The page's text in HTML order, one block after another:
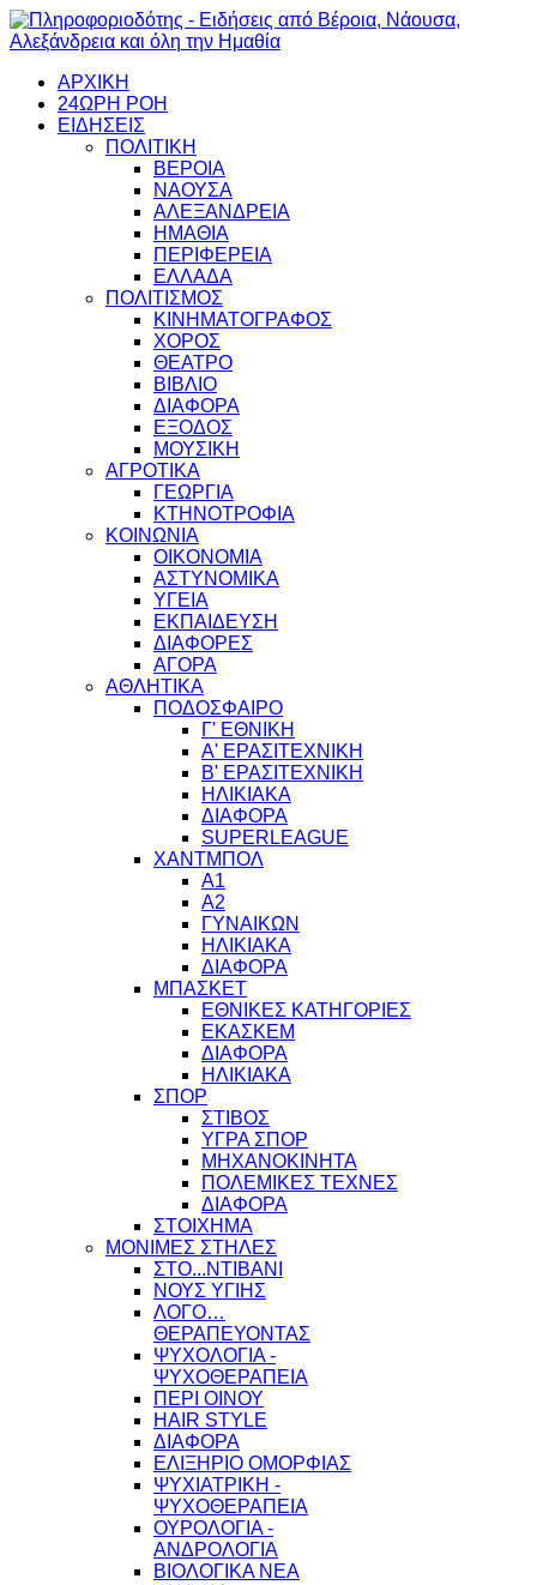
ΑΡΧΙΚΗ
24ΩΡΗ ΡΟΗ
ΕΙΔΗΣΕΙΣ
ΠΟΛΙΤΙΚΗ
ΒΕΡΟΙΑ
ΝΑΟΥΣΑ
ΑΛΕΞΑΝΔΡΕΙΑ
ΗΜΑΘΙΑ
ΠΕΡΙΦΕΡΕΙΑ
ΕΛΛΑΔΑ
ΠΟΛΙΤΙΣΜΟΣ
ΚΙΝΗΜΑΤΟΓΡΑΦΟΣ
ΧΟΡΟΣ
ΘΕΑΤΡΟ
ΒΙΒΛΙΟ
ΔΙΑΦΟΡΑ
ΕΞΟΔΟΣ
ΜΟΥΣΙΚΗ
ΑΓΡΟΤΙΚΑ
ΓΕΩΡΓΙΑ
ΚΤΗΝΟΤΡΟΦΙΑ
ΚΟΙΝΩΝΙΑ
ΟΙΚΟΝΟΜΙΑ
ΑΣΤΥΝΟΜΙΚΑ
ΥΓΕΙΑ
ΕΚΠΑΙΔΕΥΣΗ
ΔΙΑΦΟΡΕΣ
ΑΓΟΡΑ
ΑΘΛΗΤΙΚΑ
ΠΟΔΟΣΦΑΙΡΟ
Γ' ΕΘΝΙΚΗ
Α' ΕΡΑΣΙΤΕΧΝΙΚΗ
Β' ΕΡΑΣΙΤΕΧΝΙΚΗ
ΗΛΙΚΙΑΚΑ
ΔΙΑΦΟΡΑ
SUPERLEAGUE
ΧΑΝΤΜΠΟΛ
Α1
Α2
ΓΥΝΑΙΚΩΝ
ΗΛΙΚΙΑΚΑ
ΔΙΑΦΟΡΑ
ΜΠΑΣΚΕΤ
ΕΘΝΙΚΕΣ ΚΑΤΗΓΟΡΙΕΣ
ΕΚΑΣΚΕΜ
ΔΙΑΦΟΡΑ
ΗΛΙΚΙΑΚΑ
ΣΠΟΡ
ΣΤΙΒΟΣ
ΥΓΡΑ ΣΠΟΡ
ΜΗΧΑΝΟΚΙΝΗΤΑ
ΠΟΛΕΜΙΚΕΣ ΤΕΧΝΕΣ
ΔΙΑΦΟΡΑ
ΣΤΟΙΧΗΜΑ
ΜΟΝΙΜΕΣ ΣΤΗΛΕΣ
ΣΤΟ...ΝΤΙΒΑΝΙ
ΝΟΥΣ ΥΓΙΗΣ
ΛΟΓΟ…
ΘΕΡΑΠΕΥΟΝΤΑΣ
ΨΥΧΟΛΟΓΙΑ -
ΨΥΧΟΘΕΡΑΠΕΙΑ
ΠΕΡΙ ΟΙΝΟΥ
HAIR STYLE
ΔΙΑΦΟΡΑ
ΕΛΙΞΗΡΙΟ ΟΜΟΡΦΙΑΣ
ΨΥΧΙΑΤΡΙΚΗ -
ΨΥΧΟΘΕΡΑΠΕΙΑ
ΟΥΡΟΛΟΓΙΑ -
ΑΝΔΡΟΛΟΓΙΑ
ΒΙΟΛΟΓΙΚΑ ΝΕΑ